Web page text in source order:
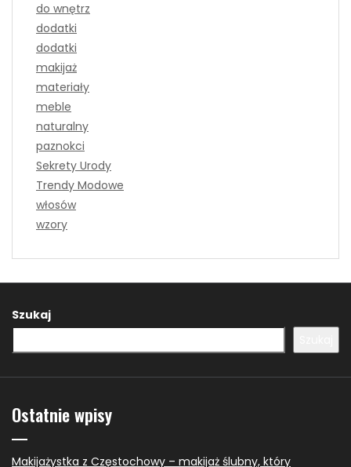
do wnętrz
dodatki
dodatki
makijaż
materiały
meble
naturalny
paznokci
Sekrety Urody
Trendy Modowe
włosów
wzory
Szukaj
Ostatnie wpisy
Makijażystka z Częstochowy – makijaż ślubny, który